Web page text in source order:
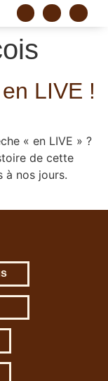
LIVE !
« en LIVE » ?
de cette
à nos jours.